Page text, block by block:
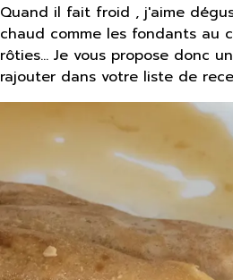
Quand il fait froid , j'aime
chaud comme les fondants au
rôties... Je vous propose donc
rajouter dans votre liste de